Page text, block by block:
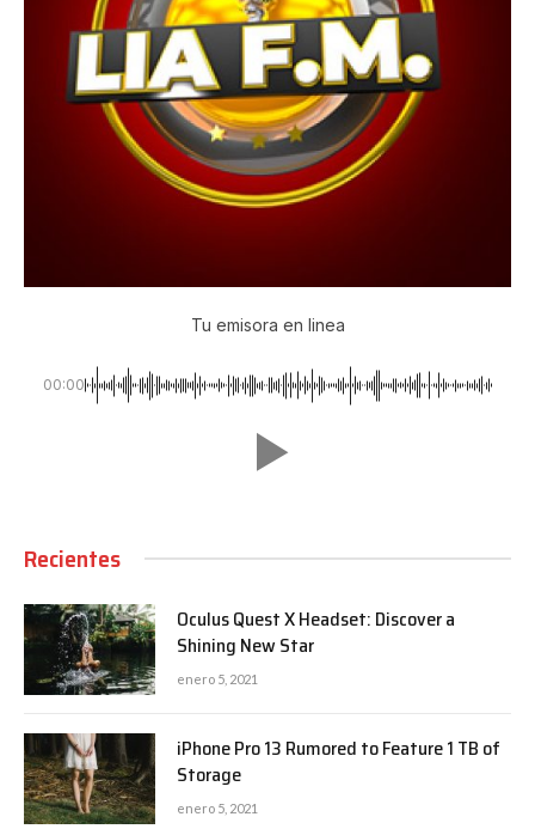
Tu emisora en linea
00:00
Recientes
Oculus Quest X Headset: Discover a
Shining New Star
enero 5, 2021
iPhone Pro 13 Rumored to Feature 1 TB of
Storage
enero 5, 2021